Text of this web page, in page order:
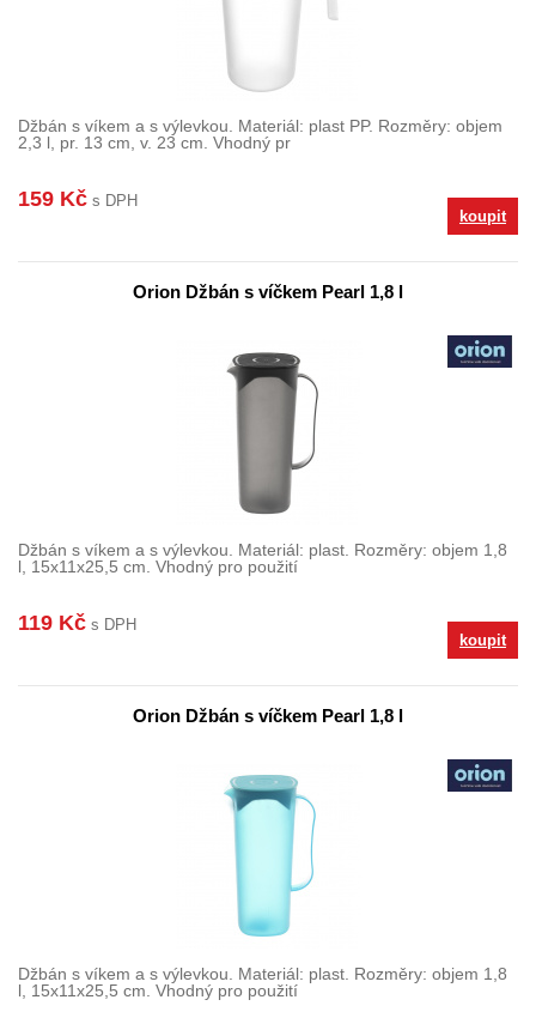
Džbán s víkem a s výlevkou. Materiál: plast PP. Rozměry: objem
2,3 l, pr. 13 cm, v. 23 cm. Vhodný pr
159 Kč s DPH
koupit
Orion Džbán s víčkem Pearl 1,8 l
Džbán s víkem a s výlevkou. Materiál: plast. Rozměry: objem 1,8
l, 15x11x25,5 cm. Vhodný pro použití
119 Kč s DPH
koupit
Orion Džbán s víčkem Pearl 1,8 l
Džbán s víkem a s výlevkou. Materiál: plast. Rozměry: objem 1,8
l, 15x11x25,5 cm. Vhodný pro použití